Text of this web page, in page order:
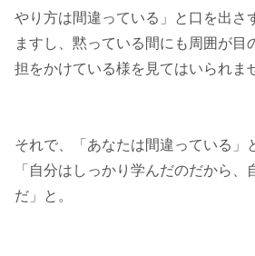
やり方は間違っている」と口を出さ
ますし、黙っている間にも周囲が目
担をかけている様を見てはいられま
それで、「あなたは間違っている」
「自分はしっかり学んだのだから
だ」と。